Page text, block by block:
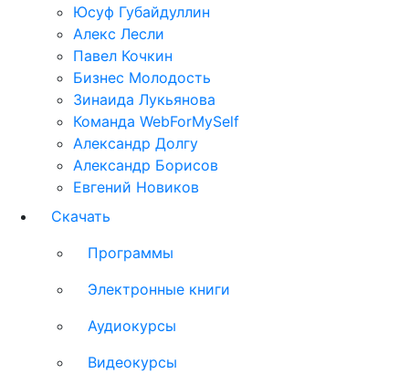
Юсуф Губайдуллин
Алекс Лесли
Павел Кочкин
Бизнес Молодость
Зинаида Лукьянова
Команда WebForMySelf
Александр Долгу
Александр Борисов
Евгений Новиков
Скачать
Программы
Электронные книги
Аудиокурсы
Видеокурсы